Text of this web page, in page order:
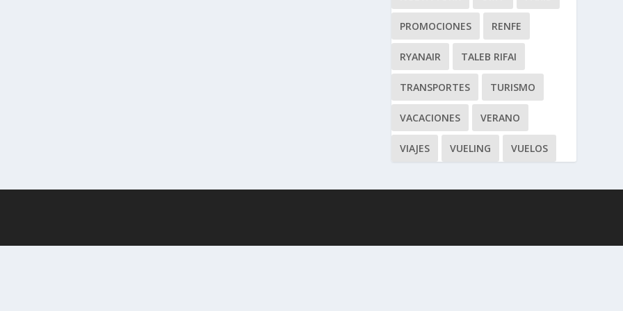
PROMOCIONES RENFE
RYANAIR TALEB RIFAI
TRANSPORTES TURISMO
VACACIONES VERANO
VIAJES VUELING VUELOS